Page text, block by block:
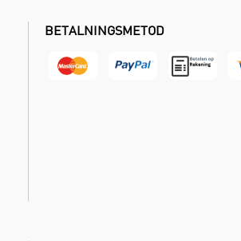
BETALNINGSMETOD